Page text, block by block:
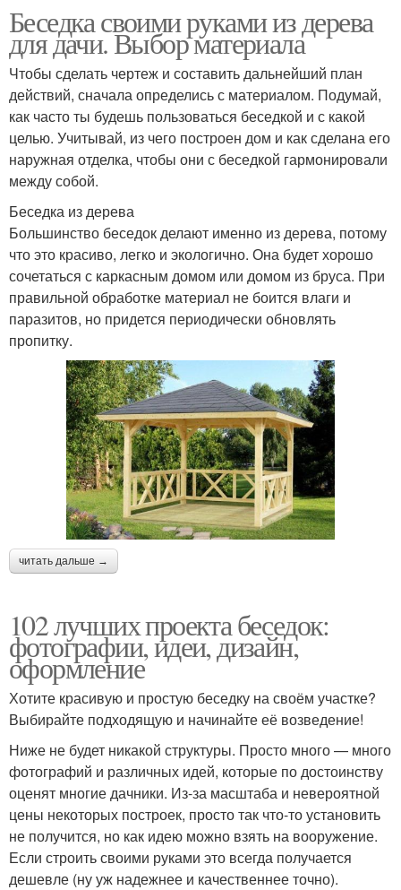
Беседка своими руками из дерева
для дачи. Выбор материала
Чтобы сделать чертеж и составить дальнейший план
действий, сначала определись с материалом. Подумай,
как часто ты будешь пользоваться беседкой и с какой
целью. Учитывай, из чего построен дом и как сделана его
наружная отделка, чтобы они с беседкой гармонировали
между собой.
Беседка из дерева
Большинство беседок делают именно из дерева, потому
что это красиво, легко и экологично. Она будет хорошо
сочетаться с каркасным домом или домом из бруса. При
правильной обработке материал не боится влаги и
паразитов, но придется периодически обновлять
пропитку.
читать дальше →
102 лучших проекта беседок:
фотографии, идеи, дизайн,
оформление
Хотите красивую и простую беседку на своём участке?
Выбирайте подходящую и начинайте её возведение!
Ниже не будет никакой структуры. Просто много — много
фотографий и различных идей, которые по достоинству
оценят многие дачники. Из-за масштаба и невероятной
цены некоторых построек, просто так что-то установить
не получится, но как идею можно взять на вооружение.
Если строить своими руками это всегда получается
дешевле (ну уж надежнее и качественнее точно).